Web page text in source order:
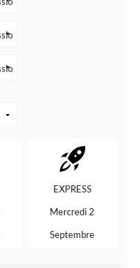
EXPRESS
Mercredi 2
Septembre